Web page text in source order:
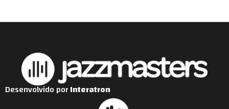
Desenvolvido porInteratron